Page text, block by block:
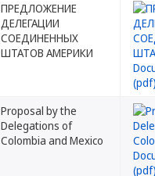
ПРЕДЛОЖЕНИЕ
ДЕЛЕГАЦИИ
СОЕДИНЕННЫХ
ШТАТОВ АМЕРИКИ
Proposal by the
Delegations of
Colombia and Mexico